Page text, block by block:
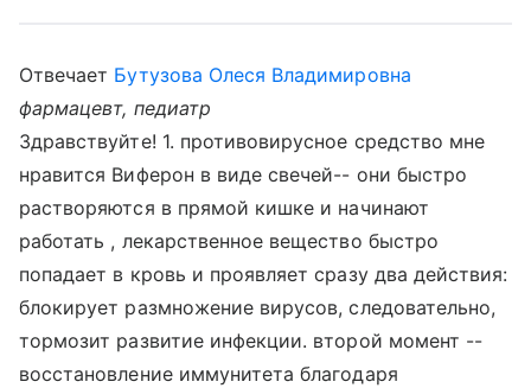
Отвечает Бутузова Олеся Владимировна
фармацевт, педиатр
Здравствуйте! 1. противовирусное средство мне
нравится Виферон в виде свечей-- они быстро
растворяются в прямой кишке и начинают
работать , лекарственное вещество быстро
попадает в кровь и проявляет сразу два действия:
блокирует размножение вирусов, следовательно,
тормозит развитие инфекции. второй момент --
восстановление иммунитета благодаря